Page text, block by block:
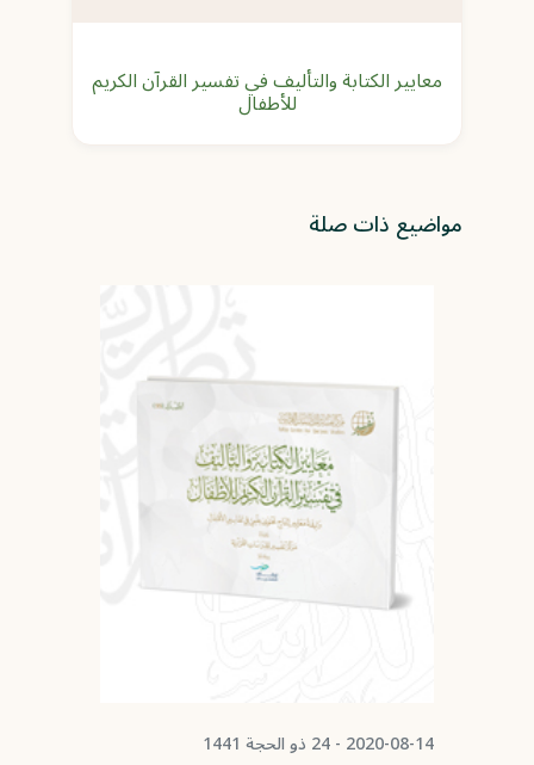
معايير الكتابة والتأليف في تفسير القرآن الكريم
للأطفال
مواضيع ذات صلة
2020-08-14 - 24 ذو الحجة 1441